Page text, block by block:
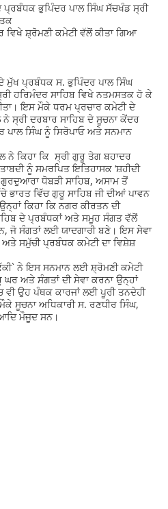
ਭੁਪਿੰਦਰ ਪਾਲ ਸਿੰਘ ਸੱਚਖੰਡ ਸ੍ਰੀ
ਵਿਖੇ ਸ਼੍ਰੋਮਣੀ ਕਮੇਟੀ ਵੱਲੋਂ ਕੀਤਾ ਗਿਆ
ਮੁੱਖ ਪ੍ਰਬੰਧਕ ਸ. ਭੁਪਿੰਦਰ ਪਾਲ ਸਿੰਘ
ਹਰਿਮੰਦਰ ਸਾਹਿਬ ਵਿਖੇ ਨਤਮਸਤਕ ਹੋ ਕੇ
ਇਸ ਮੌਕੇ ਧਰਮ ਪ੍ਰਚਾਰ ਕਮੇਟੀ ਦੇ
ਸ੍ਰੀ ਦਰਬਾਰ ਸਾਹਿਬ ਦੇ ਸੂਚਨਾ ਕੇਂਦਰ
ਪਾਲ ਸਿੰਘ ਨੂੰ ਸਿਰੋਪਾਓ ਅਤੇ ਸਨਮਾਨ
ਨੇ ਕਿਹਾ ਕਿ ਸ੍ਰੀ ਗੁਰੂ ਤੇਗ ਬਹਾਦਰ
ਨੂੰ ਸਮਰਪਿਤ ਇਤਿਹਾਸਕ ‘ਸ਼ਹੀਦੀ
ਧੋਬੜੀ ਸਾਹਿਬ, ਅਸਾਮ ਤੋਂ
ਭਾਰਤ ਵਿੱਚ ਗੁਰੂ ਸਾਹਿਬ ਜੀ ਦੀਆਂ ਪਾਵਨ
ਕਿਹਾ ਕਿ ਨਗਰ ਕੀਰਤਨ ਦੀ
ਦੇ ਪ੍ਰਬੰਧਕਾਂ ਅਤੇ ਸਮੂਹ ਸੰਗਤ ਵੱਲੋਂ
ਜੋ ਸੰਗਤਾਂ ਲਈ ਯਾਦਗਾਰੀ ਬਣੇ। ਇਸ ਸੇਵਾ
ਸਮੁੱਚੀ ਪ੍ਰਬੰਧਕ ਕਮੇਟੀ ਦਾ ਵਿਸ਼ੇਸ਼
ਨੇ ਇਸ ਸਨਮਾਨ ਲਈ ਸ਼੍ਰੋਮਣੀ ਕਮੇਟੀ
ਅਤੇ ਸੰਗਤਾਂ ਦੀ ਸੇਵਾ ਕਰਨਾ ਉਨ੍ਹਾਂ
ਉਹ ਪੰਥਕ ਕਾਰਜਾਂ ਲਈ ਪੂਰੀ ਤਨਦੇਹੀ
ਸੂਚਨਾ ਅਧਿਕਾਰੀ ਸ. ਰਣਧੀਰ ਸਿੰਘ,
ਮੌਜੂਦ ਸਨ।